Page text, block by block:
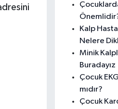
Kalp
Nelere
Minik
Buradayız
Çocuk
mıdır?
Çocuk